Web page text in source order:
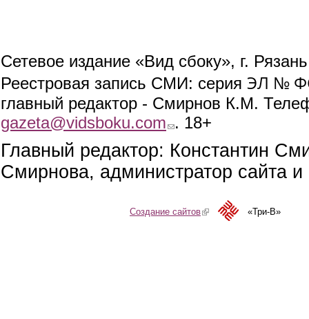
Сетевое издание «Вид сбоку», г.
Реестровая запись СМИ: серия ЭЛ №
главный редактор - Смирнов К.М.
gazeta@vidsboku.com (link sends e-mail)
. 18+
Главный редактор: Константин
Смирнова, администратор сайта
Создание сайтов(link is external)«Три-В»